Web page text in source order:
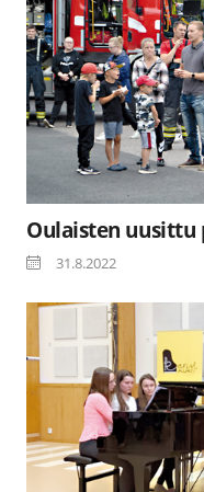
Oulaisten uusittu
31.8.2022